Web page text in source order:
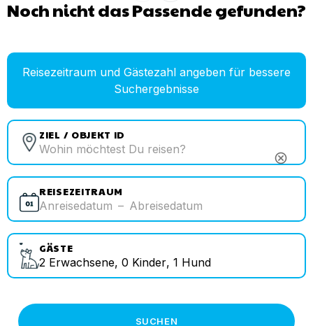
Noch nicht das Passende gefunden?
Reisezeitraum und Gästezahl angeben für bessere
Suchergebnisse
ZIEL / OBJEKT ID
cancel
REISEZEITRAUM
Anreisedatum – Abreisedatum
GÄSTE
2 Erwachsene, 0 Kinder, 1 Hund
SUCHEN